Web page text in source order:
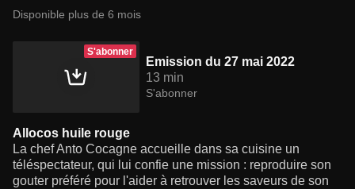
Disponible plus de 6 mois
S'abonner
Emission du 27 mai 2022
13 min
S'abonner
Allocos huile rouge
La chef Anto Cocagne accueille dans sa cuisine un
téléspectateur, qui lui confie une mission : reproduire son
gouter préféré pour l'aider à retrouver les saveurs de son